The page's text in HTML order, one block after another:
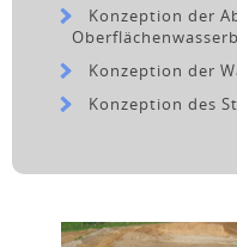
Konzeption der
Konzeption der
Konzeption des